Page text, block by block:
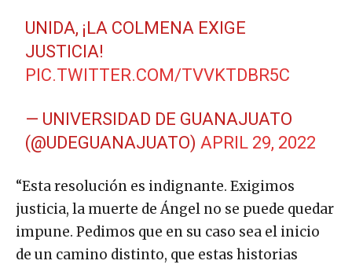
UNIDA, ¡LA COLMENA EXIGE
JUSTICIA!
PIC.TWITTER.COM/TVVKTDBR5C
— UNIVERSIDAD DE GUANAJUATO
(@UDEGUANAJUATO)APRIL 29, 2022
“Esta resolución es indignante. Exigimos
justicia, la muerte de Ángel no se puede quedar
impune. Pedimos que en su caso sea el inicio
de un camino distinto, que estas historias